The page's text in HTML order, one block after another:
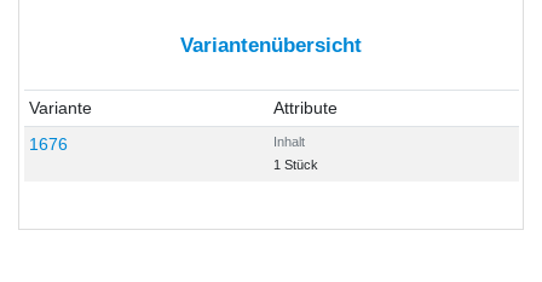
Variantenübersicht
Variante
Attribute
1676
Inhalt
1 Stück